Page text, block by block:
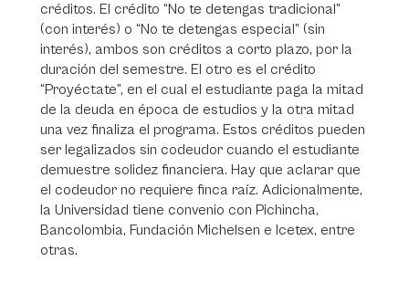
créditos. El crédito “No te detengas tradicional”
(con interés) o “No te detengas especial” (sin
interés), ambos son créditos a corto plazo, por la
duración del semestre. El otro es el crédito
“Proyéctate”, en el cual el estudiante paga la mitad
de la deuda en época de estudios y la otra mitad
una vez finaliza el programa. Estos créditos pueden
ser legalizados sin codeudor cuando el estudiante
demuestre solidez financiera. Hay que aclarar que
el codeudor no requiere finca raíz. Adicionalmente,
la Universidad tiene convenio con Pichincha,
Bancolombia, Fundación Michelsen e Icetex, entre
otras.